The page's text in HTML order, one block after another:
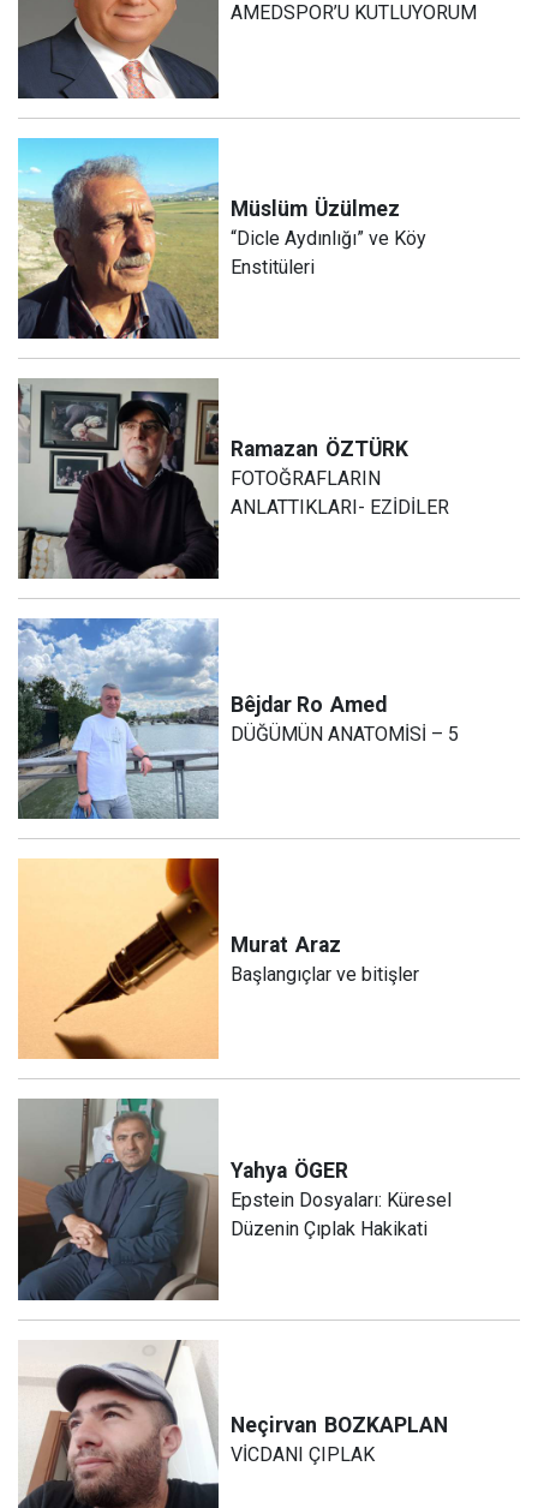
AMEDSPOR’U KUTLUYORUM
Müslüm Üzülmez
“Dicle Aydınlığı” ve Köy
Enstitüleri
Ramazan ÖZTÜRK
FOTOĞRAFLARIN
ANLATTIKLARI- EZİDİLER
Bêjdar Ro Amed
DÜĞÜMÜN ANATOMİSİ – 5
Murat Araz
Başlangıçlar ve bitişler
Yahya ÖGER
Epstein Dosyaları: Küresel
Düzenin Çıplak Hakikati
Neçirvan BOZKAPLAN
VİCDANI ÇIPLAK